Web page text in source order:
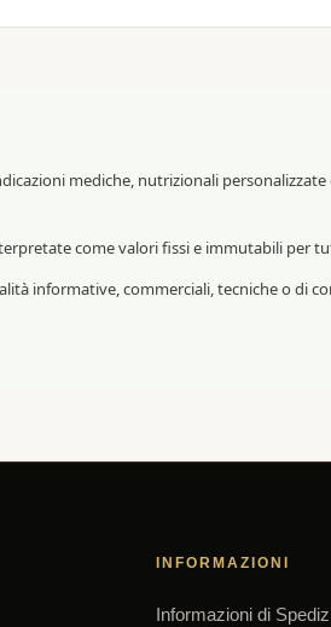
mediche, nutrizionali personalizzate
come valori fissi e immutabili per
informative, commerciali, tecniche o di
INFORMAZIONI
Informazioni di